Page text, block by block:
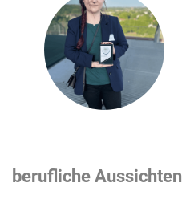
berufliche Aussichten